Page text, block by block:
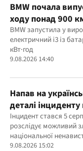
BMW почала
ходу понад 900
BMW запустила у
електричний i3 із
кВт·год
9.08.2026 14:40
Напав на
деталі інциденту
Інцидент стався 5
розслідує можливий
національної
9.08.2026 15:02